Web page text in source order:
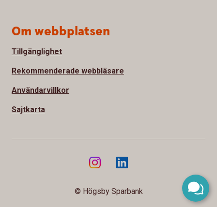
Om webbplatsen
Tillgänglighet
Rekommenderade webbläsare
Användarvillkor
Sajtkarta
© Högsby Sparbank